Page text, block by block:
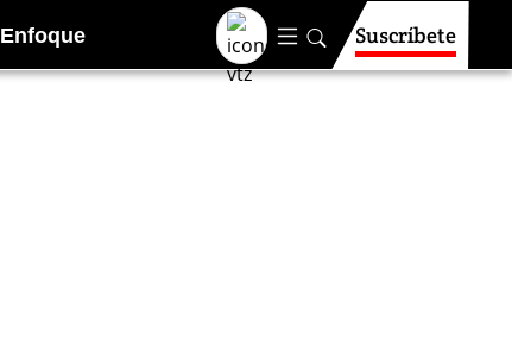
Enfoque Suscríbete